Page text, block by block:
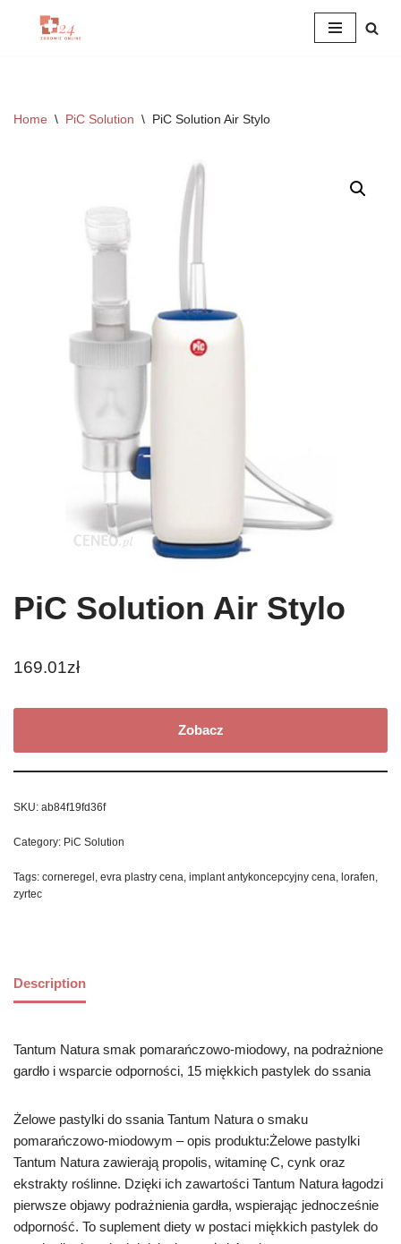
Home \ PiC Solution \ PiC Solution Air Stylo
PiC Solution Air Stylo
169.01zł
Zobacz
SKU: ab84f19fd36f
Category: PiC Solution
Tags: corneregel , evra plastry cena, implant antykoncepcyjny cena, lorafen,
zyrtec
Description
Tantum Natura smak pomarańczowo-miodowy, na podrażnione
gardło i wsparcie odporności, 15 miękkich pastylek do ssania
Żelowe pastylki do ssania Tantum Natura o smaku
pomarańczowo-miodowym – opis produktu:Żelowe pastylki
Tantum Natura zawierają propolis, witaminę C, cynk oraz
ekstrakty roślinne. Dzięki ich zawartości Tantum Natura łagodzi
pierwsze objawy podrażnienia gardła, wspierając jednocześnie
odporność. To suplement diety w postaci miękkich pastylek do